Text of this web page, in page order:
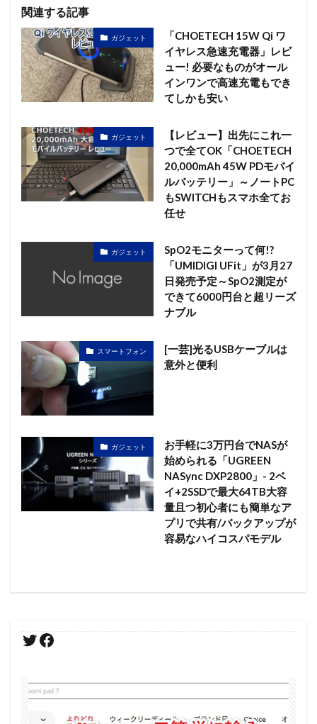
関連する記事
ガジェット
「CHOETECH 15W Qi ワ
イヤレス急速充電器」レビ
ュー! 必要なものがオール
インワンで高速充電もでき
てしかも安い
ガジェット
【レビュー】出先にこれ一
つで全てOK「CHOETECH
20,000mAh 45W PDモバイ
ルバッテリー」～ノートPC
もSWITCHもスマホ全てお
任せ
ガジェット
SpO2モニターって何!?
「UMIDIGI UFit」が3月27
日発売予定～SpO2測定が
できて6000円台と超リーズ
ナブル
スマートフォン
[一芸]光るUSBケーブルは
意外と便利
ガジェット
お手軽に3万円台でNASが
始められる「UGREEN
NASync DXP2800」- 2ベ
イ+2SSDで最大64TB大容
量且つ初心者にも簡単なア
プリで共有/バックアップが
容易なハイコスパモデル